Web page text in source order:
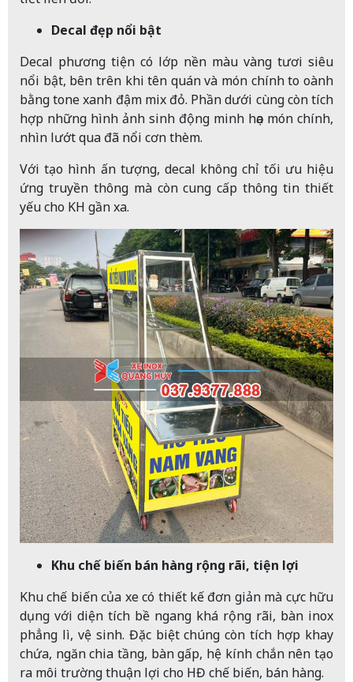
Decal đẹp nổi bật
Decal phương tiện có lớp nền màu vàng tươi siêu
nổi bật, bên trên khi tên quán và món chính to oành
bằng tone xanh đậm mix đỏ. Phần dưới cùng còn tích
hợp những hình ảnh sinh động minh họa món chính,
nhìn lướt qua đã nổi cơn thèm.
Với tạo hình ấn tượng, decal không chỉ tối ưu hiệu
ứng truyền thông mà còn cung cấp thông tin thiết
yếu cho KH gần xa.
Khu chế biến bán hàng rộng rãi, tiện lợi
Khu chế biến của xe có thiết kế đơn giản mà cực hữu
dụng với diện tích bề ngang khá rộng rãi, bàn inox
phẳng lì, vệ sinh. Đặc biệt chúng còn tích hợp khay
chứa, ngăn chia tầng, bàn gấp, hệ kính chắn nên tạo
ra môi trường thuận lợi cho HĐ chế biến, bán hàng.